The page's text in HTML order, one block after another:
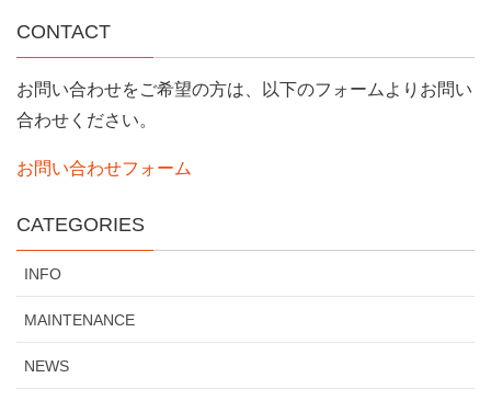
CONTACT
お問い合わせをご希望の方は、以下のフォームよりお問い
合わせください。
お問い合わせフォーム
CATEGORIES
INFO
MAINTENANCE
NEWS